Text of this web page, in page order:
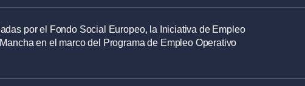
por el Fondo Social Europeo, la Iniciativa de Empleo
en el marco del Programa de Empleo Operativo